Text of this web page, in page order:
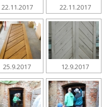
22.11.2017 22.11.2017
25.9.2017 12.9.2017